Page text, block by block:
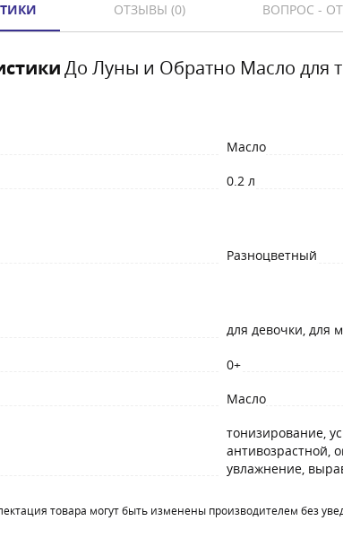
ОТЗЫВЫ (0) ВОПРОС -
До Луны и Обратно Масло для
Масло
0.2 л
Разноцветный
для девочки, для
0+
Масло
тонизирование,
антивозрастной,
увлажнение,
товара могут быть изменены производителем без